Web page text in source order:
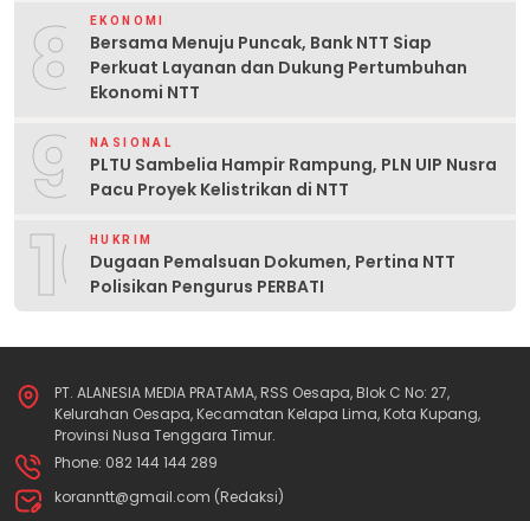
8 EKONOMI
Bersama Menuju Puncak, Bank NTT Siap
Perkuat Layanan dan Dukung Pertumbuhan
Ekonomi NTT
9 NASIONAL
PLTU Sambelia Hampir Rampung, PLN UIP Nusra
Pacu Proyek Kelistrikan di NTT
10HUKRIM
Dugaan Pemalsuan Dokumen, Pertina NTT
Polisikan Pengurus PERBATI
PT. ALANESIA MEDIA PRATAMA, RSS Oesapa, Blok C No: 27,
Kelurahan Oesapa, Kecamatan Kelapa Lima, Kota Kupang,
Provinsi Nusa Tenggara Timur.
Phone: 082 144 144 289
koranntt@gmail.com (Redaksi)